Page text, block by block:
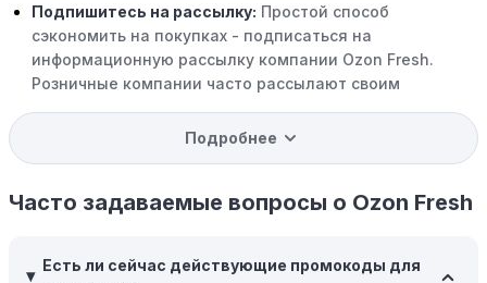
Подпишитесь на рассылку: Простой способ
сэкономить на покупках - подписаться на
информационную рассылку компании Ozon Fresh.
Розничные компании часто рассылают своим
доступ к распродажам.
компании Ozon Fresh есть программы поощрения,
позволяющие зарабатывать баллы или cashback на
скидки или будущие покупки.
Подробнее
Часто задаваемые вопросы о Ozon Fresh
Есть ли сейчас действующие промокоды для